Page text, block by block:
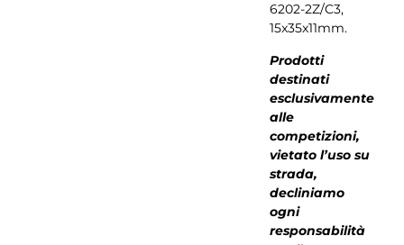
6202-2Z/C3,
15x35x11mm.
Prodotti
destinati
esclusivamente
alle
competizioni,
vietato l’uso su
strada,
decliniamo
ogni
responsabilità